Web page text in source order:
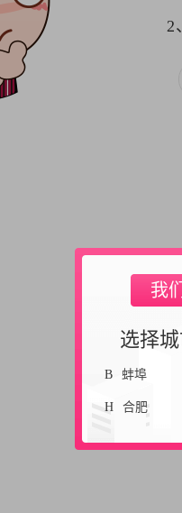
2
我
选择
B 蚌埠
H 合肥